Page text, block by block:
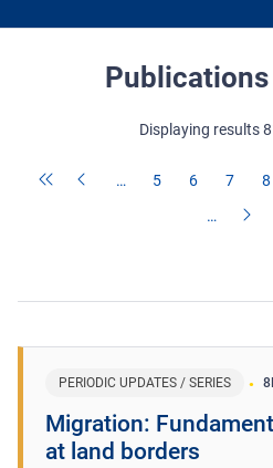
Publications
Displaying results
… 5 6 7 8
…
PERIODIC UPDATES / SERIES 8
Migration:
at land borders